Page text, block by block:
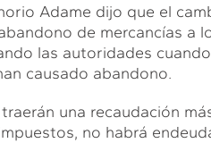
Adame dijo que el
de mercancías a
las autoridades
causado abandono.
una recaudación
no habrá